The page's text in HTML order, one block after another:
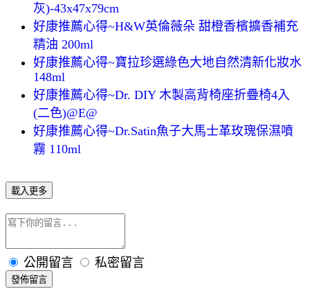
灰)-43x47x79cm
好康推薦心得~H&W英倫薇朵 甜橙香檳擴香補充
精油 200ml
好康推薦心得~寶拉珍選綠色大地自然清新化妝水
148ml
好康推薦心得~Dr. DIY 木製高背椅座折疊椅4入
(二色)@E@
好康推薦心得~Dr.Satin魚子大馬士革玫瑰保濕噴
霧 110ml
載入更多
公開留言 私密留言
發佈留言